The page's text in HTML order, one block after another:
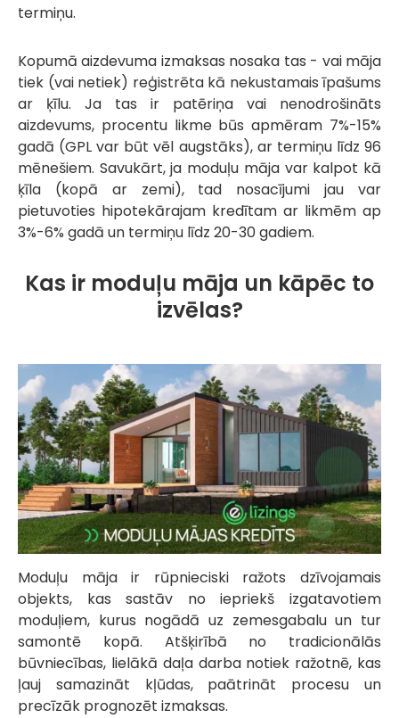
termiņu.
Kopumā aizdevuma izmaksas nosaka tas - vai māja
tiek (vai netiek) reģistrēta kā nekustamais īpašums
ar ķīlu. Ja tas ir patēriņa vai nenodrošināts
aizdevums, procentu likme būs apmēram 7%-15%
gadā (GPL var būt vēl augstāks), ar termiņu līdz 96
mēnešiem. Savukārt, ja moduļu māja var kalpot kā
ķīla (kopā ar zemi), tad nosacījumi jau var
pietuvoties hipotekārajam kredītam ar likmēm ap
3%-6% gadā un termiņu līdz 20-30 gadiem.
Kas ir moduļu māja un kāpēc to
izvēlas?
Moduļu māja ir rūpnieciski ražots dzīvojamais
objekts, kas sastāv no iepriekš izgatavotiem
moduļiem, kurus nogādā uz zemesgabalu un tur
samontē kopā. Atšķirībā no tradicionālās
būvniecības, lielākā daļa darba notiek ražotnē, kas
ļauj samazināt kļūdas, paātrināt procesu un
precīzāk prognozēt izmaksas.